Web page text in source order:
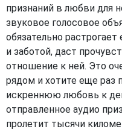
признаний в любви для
звуковое голосовое
обязательно
и заботой, даст
отношение к ней. Это
рядом и хотите еще раз
искреннюю любовь к
отправленное аудио
пролетит тысячи